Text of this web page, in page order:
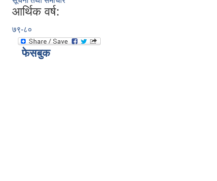
आर्थिक वर्ष:
७९-८०
फेसबुक